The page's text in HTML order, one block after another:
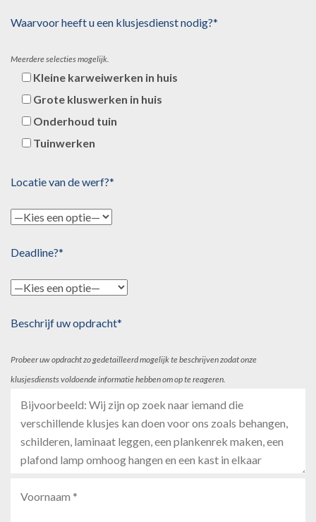
Waarvoor heeft u een klusjesdienst nodig?*
Meerdere selecties mogelijk.
Kleine karweiwerken in huis
Grote kluswerken in huis
Onderhoud tuin
Tuinwerken
Locatie van de werf?*
Deadline?*
Beschrijf uw opdracht*
Probeer uw opdracht zo gedetailleerd mogelijk te beschrijven zodat onze
klusjesdiensts voldoende informatie hebben om op te reageren.